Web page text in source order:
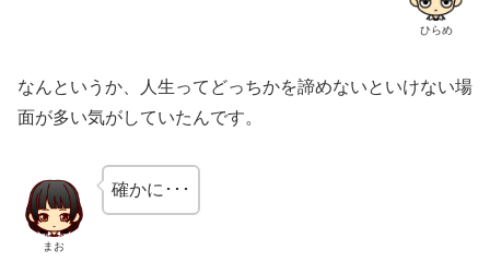
ひらめ
なんというか、人生ってどっちかを諦めないといけない場
面が多い気がしていたんです。
まお
確かに･･･